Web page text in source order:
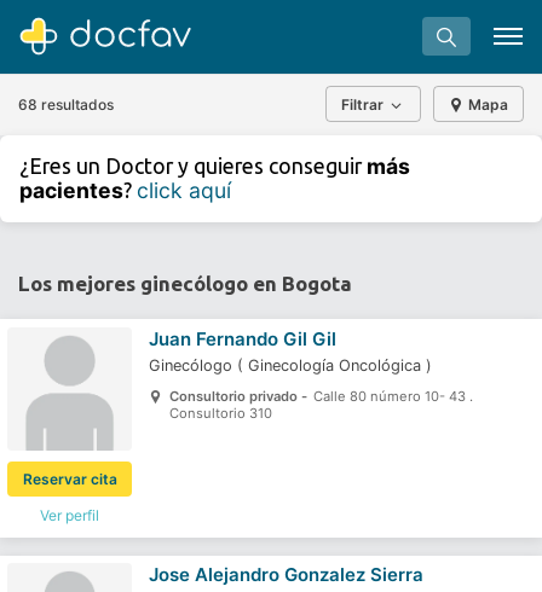
Buscar
¿Eres un doctor?
68 resultados Filtrar Mapa
¿Eres un Doctor y quieres conseguir más
pacientes? click aquí
Los mejores ginecólogo en Bogota
Ver perfil
Reservar cita
Juan Fernando Gil Gil
Ginecólogo ( Ginecología Oncológica )
Consultorio privado - Calle 80 número 10- 43 .
Consultorio 310
Jose Alejandro Gonzalez Sierra
⇧
©
contributors.